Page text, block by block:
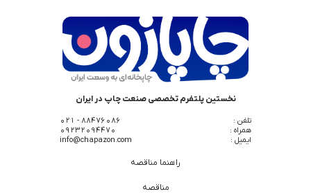
نخستین پلتفرم تخصصی صنعت چاپ در ایران
تلفن :
88476086 - 021
همراه :
09232094470
ایمیل :
info@chapazon.com
راهنما مناقصه
مناقصه